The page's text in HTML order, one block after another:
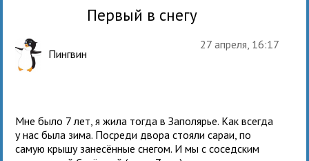
Первый в снегу
Пингвин
27 апреля, 16:17
Мне было 7 лет, я жила тогда в Заполярье. Как всегда
у нас была зима. Посреди двора стояли сараи, по
самую крышу занесённые снегом. И мы с соседским